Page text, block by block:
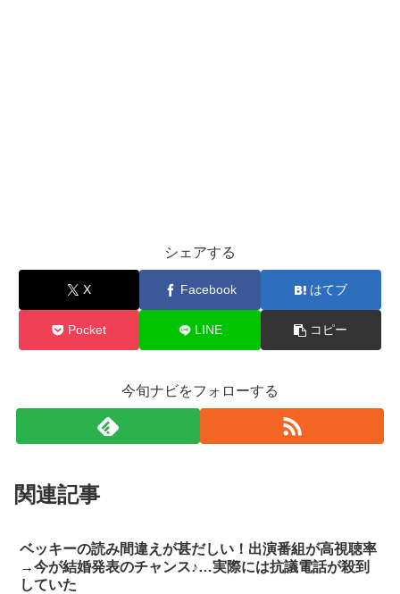
シェアする
X Facebook はてブ
Pocket LINE コピー
今旬ナビをフォローする
関連記事
ベッキーの読み間違えが甚だしい！出演番組が高視聴率
→今が結婚発表のチャンス♪…実際には抗議電話が殺到
していた